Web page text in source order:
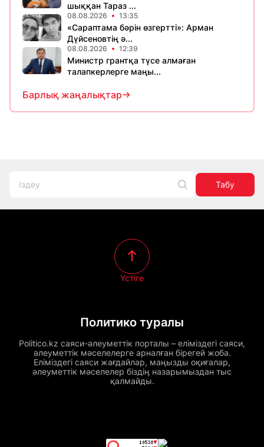
шыққан Тараз ...
08.08.2026 13:35
«Сараптама бәрін өзгертті»: Арман
Дүйсеновтің ә...
08.08.2026 12:39
Министр грантқа түсе алмаған
талапкерлерге маңы...
Барлық жаңалықтар
Табу
Политико туралы
Politico.kz саяси-әлеуметтік порталы – еліміздегі саяси,
әлеуметтік мәселелерге арналған бірегей жоба.
Еліміздегі саяси жағдайлар, маңызды оқиғалар,
әлеуметтік мәселелер біздің назарымыздан тыс
қалмайды.
Үстіге